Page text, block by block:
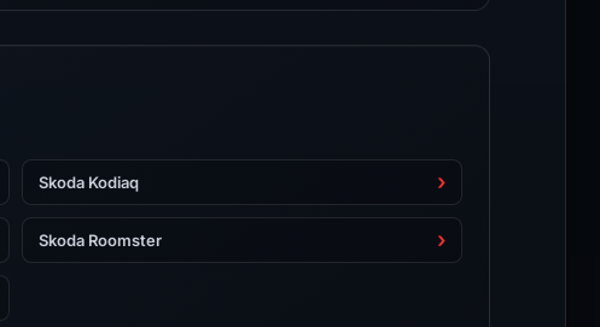
Skoda Kodiaq
Skoda Roomster